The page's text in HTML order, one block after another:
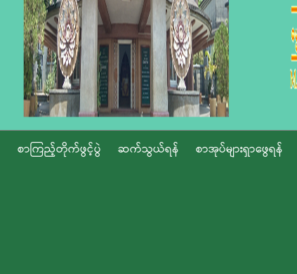
စာကြည့်တိုက်ဖွင့်ပွဲ ဆက်သွယ်ရန် စာအုပ်များရှာဖွေရန်